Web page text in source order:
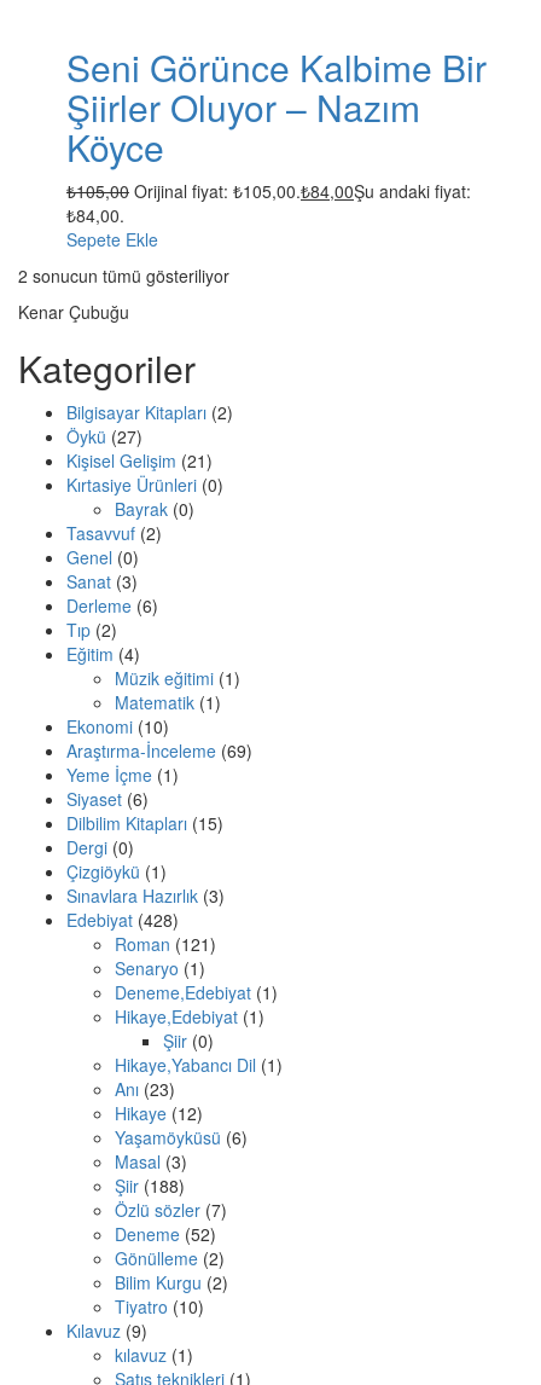
Seni Görünce Kalbime Bir
Şiirler Oluyor – Nazım
Köyce
₺105,00 Orijinal fiyat: ₺105,00.₺84,00Şu andaki fiyat:
₺84,00.
Sepete Ekle
2 sonucun tümü gösteriliyor
Kenar Çubuğu
Kategoriler
Bilgisayar Kitapları (2)
Öykü (27)
Kişisel Gelişim (21)
Kırtasiye Ürünleri (0)
Bayrak (0)
Tasavvuf (2)
Genel (0)
Sanat (3)
Derleme (6)
Tıp (2)
Eğitim (4)
Müzik eğitimi (1)
Matematik (1)
Ekonomi (10)
Araştırma-İnceleme (69)
Yeme İçme (1)
Siyaset (6)
Dilbilim Kitapları (15)
Dergi (0)
Çizgiöykü (1)
Sınavlara Hazırlık (3)
Edebiyat (428)
Roman (121)
Senaryo (1)
Deneme,Edebiyat (1)
Hikaye,Edebiyat (1)
Şiir (0)
Hikaye,Yabancı Dil (1)
Anı (23)
Hikaye (12)
Yaşamöyküsü (6)
Masal (3)
Şiir (188)
Özlü sözler (7)
Deneme (52)
Gönülleme (2)
Bilim Kurgu (2)
Tiyatro (10)
Kılavuz (9)
kılavuz (1)
Satış teknikleri (1)